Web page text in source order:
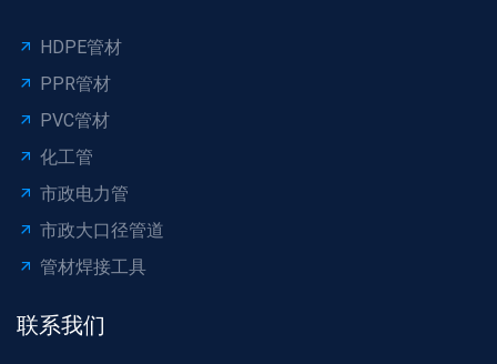
HDPE管材
PPR管材
PVC管材
化工管
市政电力管
市政大口径管道
管材焊接工具
联系我们